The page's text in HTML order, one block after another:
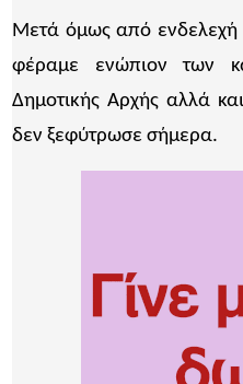
Μετά όμως από ενδελεχή
φέραμε ενώπιον των
Δημοτικής Αρχής αλλά
δεν ξεφύτρωσε σήμερα.